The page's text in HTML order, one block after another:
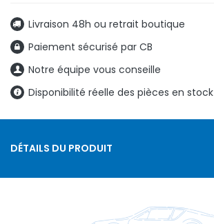
Livraison 48h ou retrait boutique
Paiement sécurisé par CB
Notre équipe vous conseille
Disponibilité réelle des pièces en stock
DÉTAILS DU PRODUIT